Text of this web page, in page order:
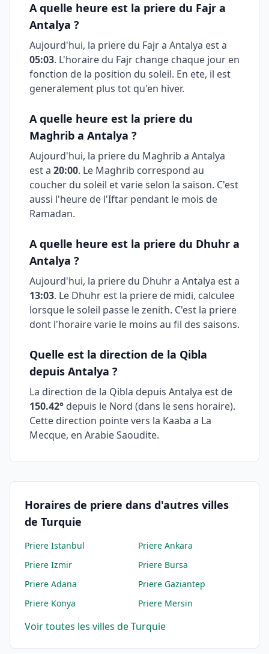
A quelle heure est la priere du Fajr a
Antalya ?
Aujourd'hui, la priere du Fajr a Antalya est a
05:03. L'horaire du Fajr change chaque jour en
fonction de la position du soleil. En ete, il est
generalement plus tot qu'en hiver.
A quelle heure est la priere du
Maghrib a Antalya ?
Aujourd'hui, la priere du Maghrib a Antalya
est a 20:00. Le Maghrib correspond au
coucher du soleil et varie selon la saison. C'est
aussi l'heure de l'Iftar pendant le mois de
Ramadan.
A quelle heure est la priere du Dhuhr a
Antalya ?
Aujourd'hui, la priere du Dhuhr a Antalya est a
13:03. Le Dhuhr est la priere de midi, calculee
lorsque le soleil passe le zenith. C'est la priere
dont l'horaire varie le moins au fil des saisons.
Quelle est la direction de la Qibla
depuis Antalya ?
La direction de la Qibla depuis Antalya est de
150.42° depuis le Nord (dans le sens horaire).
Cette direction pointe vers la Kaaba a La
Mecque, en Arabie Saoudite.
Horaires de priere dans d'autres villes
de Turquie
Priere Istanbul Priere Ankara
Priere Izmir Priere Bursa
Priere Adana Priere Gaziantep
Priere Konya Priere Mersin
Voir toutes les villes de Turquie